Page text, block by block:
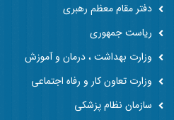
دفتر مقام معظم رهبری
ریاست جمهوری
وزارت بهداشت ، درمان و آموزش
وزارت تعاون کار و رفاه اجتماعی
سازمان نظام پزشکی